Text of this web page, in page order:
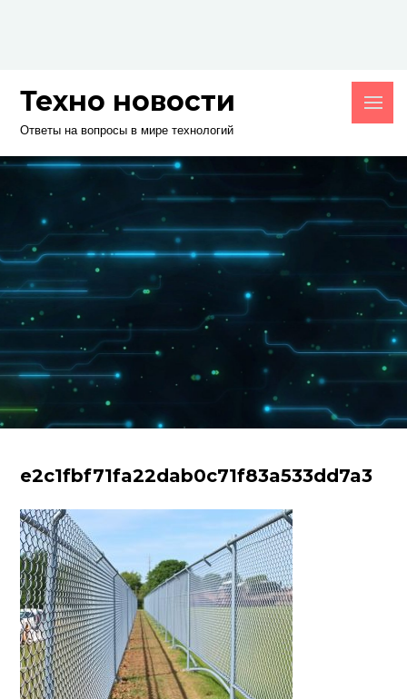
Техно новости
Ответы на вопросы в мире технологий
e2c1fbf71fa22dab0c71f83a533dd7a3